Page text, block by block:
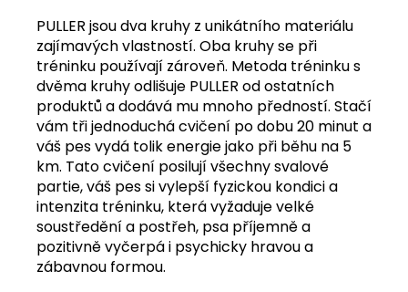
PULLER jsou dva kruhy z unikátního materiálu
zajímavých vlastností. Oba kruhy se při
tréninku používají zároveň. Metoda tréninku s
dvěma kruhy odlišuje PULLER od ostatních
produktů a dodává mu mnoho předností. Stačí
vám tři jednoduchá cvičení po dobu 20 minut a
váš pes vydá tolik energie jako při běhu na 5
km. Tato cvičení posilují všechny svalové
partie, váš pes si vylepší fyzickou kondici a
intenzita tréninku, která vyžaduje velké
soustředění a postřeh, psa příjemně a
pozitivně vyčerpá i psychicky hravou a
zábavnou formou.